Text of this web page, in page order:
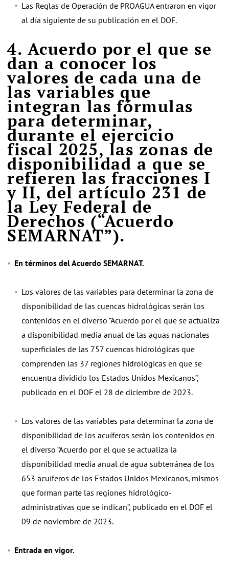
Las Reglas de Operación de PROAGUA entraron en vigor
al día siguiente de su publicación en el DOF.
4. Acuerdo por el que se
dan a conocer los
valores de cada una de
las variables que
integran las fórmulas
para determinar,
durante el ejercicio
fiscal 2025, las zonas de
disponibilidad a que se
refieren las fracciones I
y II, del artículo 231 de
la Ley Federal de
Derechos (“Acuerdo
SEMARNAT”).
En términos del Acuerdo SEMARNAT.
Los valores de las variables para determinar la zona de
disponibilidad de las cuencas hidrológicas serán los
contenidos en el diverso “Acuerdo por el que se actualiza
a disponibilidad media anual de las aguas nacionales
superficiales de las 757 cuencas hidrológicas que
comprenden las 37 regiones hidrológicas en que se
encuentra dividido los Estados Unidos Mexicanos”,
publicado en el DOF el 28 de diciembre de 2023.
Los valores de las variables para determinar la zona de
disponibilidad de los acuíferos serán los contenidos en
el diverso “Acuerdo por el que se actualiza la
disponibilidad media anual de agua subterránea de los
653 acuíferos de los Estados Unidos Mexicanos, mismos
que forman parte las regiones hidrológico-
administrativas que se indican”, publicado en el DOF el
09 de noviembre de 2023.
Entrada en vigor.